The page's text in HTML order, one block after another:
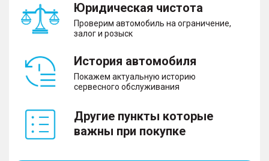
Юридическая чистота
Проверим автомобиль на ограничение,
залог и розыск
История автомобиля
Покажем актуальную историю
сервесного обслуживания
Другие пункты которые
важны при покупке